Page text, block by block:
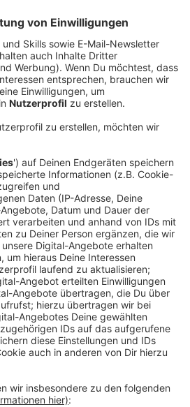
wird.
19.05.2020 15:08
Strand, Mundschutz beim
in Hotelanlagen, Bars und
Das sind nur ein paar
auf die in diesem Sommer
muss. Außerdem gelten
ab dem 15. Juni laut
Heiko Maas wohl keine
doch das Coronavirus könnte
lauern. Vergeht einem da nicht
Ende nicht egal? Wie steht ihr
Corona-Sommer 2020? Stimmt